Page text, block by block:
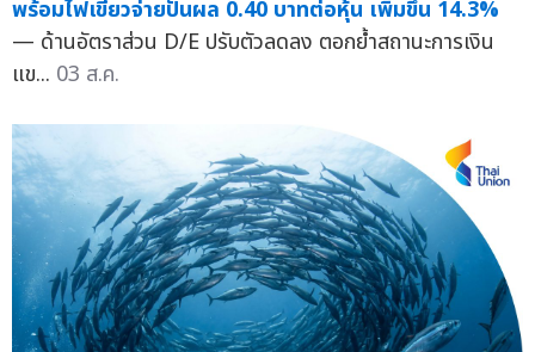
พร้อมไฟเขียวจ่ายปันผล 0.40 บาทต่อหุ้น เพิ่มขึ้น 14.3%
— ด้านอัตราส่วน D/E ปรับตัวลดลง ตอกย้ำสถานะการเงิน
แข... 03 ส.ค.